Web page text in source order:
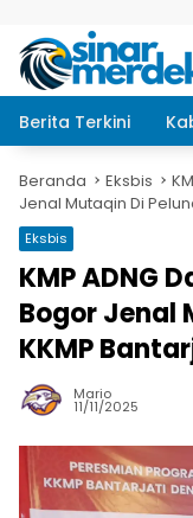
Berita Terkini
Beranda Eksbis
Jenal Mutaqin Di
Eksbis
KMP ADNG
Bogor Jenal
KKMP
Mario
11/11/2025